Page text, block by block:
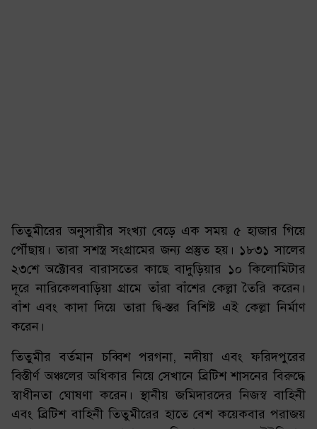
তিতুমীরের অনুসারীর সংখ্যা বেড়ে এক সময় ৫ হাজার গিয়ে
পৌঁছায়। তারা সশস্ত্র সংগ্রামের জন্য প্রস্তুত হয়। ১৮৩১ সালের
২৩শে অক্টোবর বারাসতের কাছে বাদুড়িয়ার ১০ কিলোমিটার
দূরে নারিকেলবাড়িয়া গ্রামে তাঁরা বাঁশের কেল্লা তৈরি করেন।
বাঁশ এবং কাদা দিয়ে তারা দ্বি-স্তর বিশিষ্ট এই কেল্লা নির্মাণ
করেন।
তিতুমীর বর্তমান চব্বিশ পরগনা, নদীয়া এবং ফরিদপুরের
বিস্তীর্ণ অঞ্চলের অধিকার নিয়ে সেখানে ব্রিটিশ শাসনের বিরুদ্ধে
স্বাধীনতা ঘোষণা করেন। স্থানীয় জমিদারদের নিজস্ব বাহিনী
এবং ব্রিটিশ বাহিনী তিতুমীরের হাতে বেশ কয়েকবার পরাজয়